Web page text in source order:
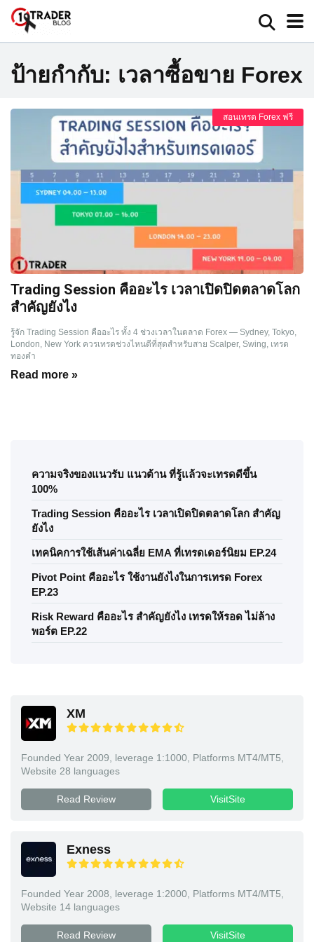
ป้ายกำกับ: เวลาซื้อขาย Forex
สอนเทรด Forex ฟรี
Trading Session คืออะไร เวลาเปิดปิดตลาดโลก
สำคัญยังไง
รู้จัก Trading Session คืออะไร ทั้ง 4 ช่วงเวลาในตลาด Forex — Sydney, Tokyo,
London, New York ควรเทรดช่วงไหนดีที่สุดสำหรับสาย Scalper, Swing, เทรด
ทองคำ
Read more »
ความจริงของแนวรับ แนวต้าน ที่รู้แล้วจะเทรดดีขึ้น
100%
Trading Session คืออะไร เวลาเปิดปิดตลาดโลก สำคัญ
ยังไง
เทคนิคการใช้เส้นค่าเฉลี่ย EMA ที่เทรดเดอร์นิยม EP.24
Pivot Point คืออะไร ใช้งานยังไงในการเทรด Forex
EP.23
Risk Reward คืออะไร สำคัญยังไง เทรดให้รอด ไม่ล้าง
พอร์ต EP.22
XM
Founded Year 2009, leverage 1:1000, Platforms MT4/MT5,
Website 28 languages
Read Review VisitSite
Exness
Founded Year 2008, leverage 1:2000, Platforms MT4/MT5,
Website 14 languages
Read Review VisitSite